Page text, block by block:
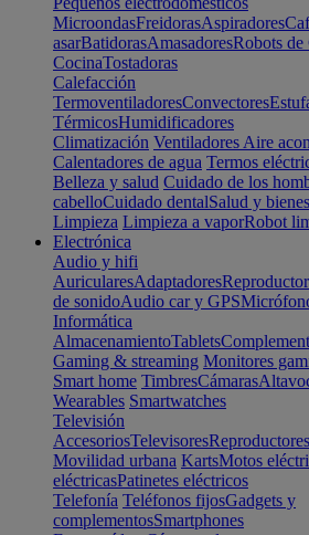
MicroondasFreidorasAspiradores
asarBatidorasAmasadoresRobots de
CocinaTostadoras
Calefacción
TermoventiladoresConvectores
TérmicosHumidificadores
Climatización Ventiladores Aire
Calentadores de agua Termos
Belleza y salud Cuidado de los
cabelloCuidado dentalSalud y
Limpieza Limpieza a vaporRobot
Electrónica
Audio y hifi
AuricularesAdaptadores
de sonidoAudio car y GPS
Informática
AlmacenamientoTablets
Gaming & streaming Monitores
Smart home TimbresCámaras
Wearables Smartwatches
Televisión
AccesoriosTelevisoresReproductores
Movilidad urbana KartsMotos
eléctricasPatinetes eléctricos
Telefonía Teléfonos fijosGadgets y
complementosSmartphones